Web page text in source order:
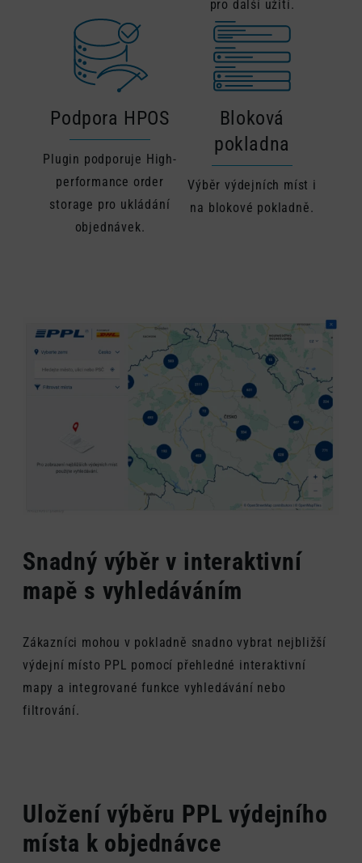
pro další užití.
Podpora HPOS
Plugin podporuje High-
performance order
storage pro ukládání
objednávek.
Bloková
pokladna
Výběr výdejních míst i
na blokové pokladně.
Snadný výběr v interaktivní
mapě s vyhledáváním
Zákazníci mohou v pokladně snadno vybrat nejbližší
výdejní místo PPL pomocí přehledné interaktivní
mapy a integrované funkce vyhledávání nebo
filtrování.
Uložení výběru PPL výdejního
místa k objednávce